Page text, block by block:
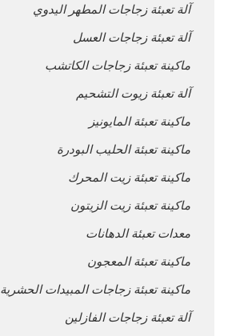
آلة تعبئة زجاجات المطهر اليدوي
آلة تعبئة زجاجات العسل
ماكينة تعبئة زجاجات الكاتشب
آلة تعبئة زيوت التشحيم
ماكينة تعبئة المايونيز
ماكينة تعبئة الحليب البودرة
ماكينة تعبئة زيت المحرك
ماكينة تعبئة زيت الزيتون
معدات تعبئة الدهانات
ماكينة تعبئة المعجون
ماكينة تعبئة زجاجات المبيدات الحشرية
آلة تعبئة زجاجات الفازلين